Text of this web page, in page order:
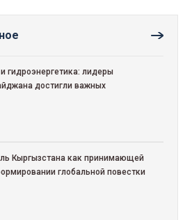
гидроэнергетика: лидеры
достигли важных
Кыргызстана как принимающей
глобальной повестки